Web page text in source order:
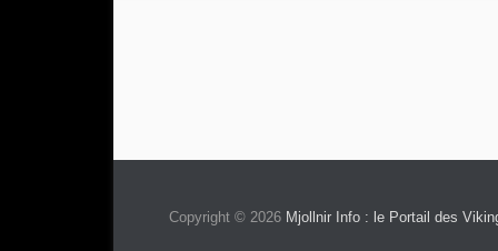
Copyright © 2026 Mjollnir Info : le Portail des